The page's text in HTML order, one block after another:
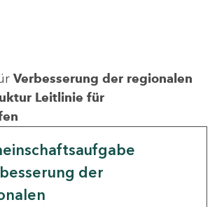
Verbesserung der regionalen
Leitlinie für
der